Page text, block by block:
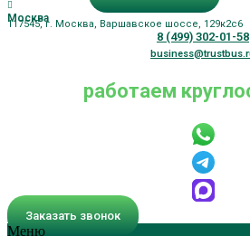
Москва
117545, г. Москва, Варшавское шоссе, 129к2с6
8 (499) 302-01-58
работаем
Заказать звонок
Меню